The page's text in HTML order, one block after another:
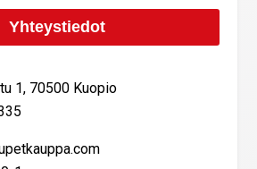
Yhteystiedot
1, 70500 Kuopio